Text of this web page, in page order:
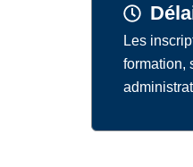
Les
formation,